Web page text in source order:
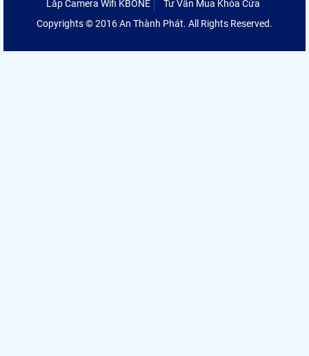
Lắp Camera Wifi KBONE
Tư Vấn Mua Khóa Cửa
Copyrights © 2016 An Thành Phát. All Rights Reserved.